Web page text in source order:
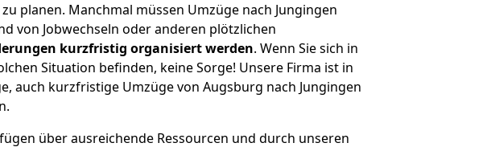
planen. Manchmal müssen Umzüge nach Jungingen
von Jobwechseln oder anderen plötzlichen
kurzfristig organisiert werden. Wenn Sie sich in
Situation befinden, keine Sorge! Unsere Firma ist in
auch kurzfristige Umzüge von Augsburg nach Jungingen
über ausreichende Ressourcen und durch unseren